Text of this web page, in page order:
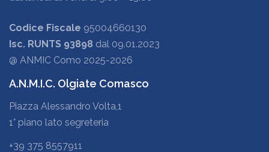
Codice Fiscale 95004660130
Isc. RUNTS 93898 dal 09.01.2023
@ ANMIC Como 2025-2026
A.N.M.I.C. Olgiate Comasco
Piazza Alessandro Volta,1
1° piano lato segreteria
+39 375 8557911